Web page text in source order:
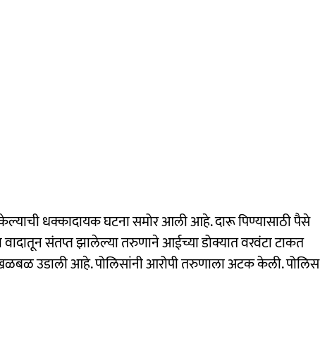
धक्कादायक घटना समोर आली आहे. दारू पिण्यासाठी पैसे
संतप्त झालेल्या तरुणाने आईच्या डोक्यात वरवंटा टाकत
उडाली आहे. पोलिसांनी आरोपी तरुणाला अटक केली. पोलिस